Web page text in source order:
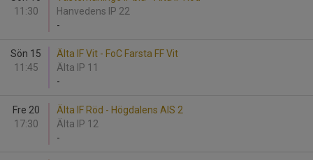
11:30
Hanvedens IP 22
-
Sön 15
11:45
Älta IF Vit - FoC Farsta FF Vit
Älta IP 11
-
Fre 20
17:30
Älta IF Röd - Högdalens AIS 2
Älta IP 12
-